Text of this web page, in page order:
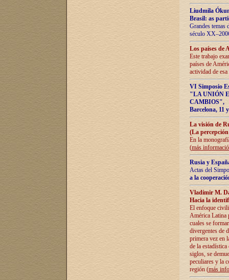
Liudmila
Brasil: as
Grandes temas
século
Los países de
Este trabajo
países de
actividad de
VI Simposio
"LA UNIÓN
CAMBIOS",
Barcelona, 11
La visión de
(La
En la
(más
Rusia y
Actas del
a la
Vladímir M.
Hacia la
El enfoque
América Latina
cuales se
divergentes de
primera vez en
de la
siglos, se
peculiares y la
región (más